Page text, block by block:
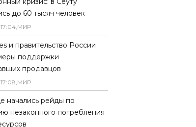
до 60 тысяч человек
17:04,МИР
и правительство России
поддержки
продавцов
17:08,МИР
начались рейды по
незаконного потребления